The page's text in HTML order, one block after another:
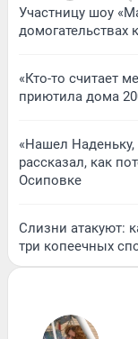
Участницу шоу
домогательствах
«Кто-то считает
приютила дома
«Нашел
рассказал, как
Осиповке
Слизни атакуют:
три копеечных